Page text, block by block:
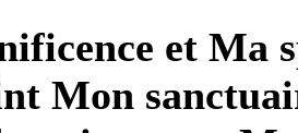
et Ma
Mon